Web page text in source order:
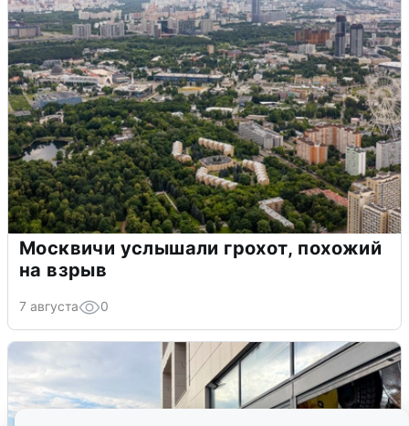
Москвичи услышали грохот, похожий
на взрыв
7 августа 0